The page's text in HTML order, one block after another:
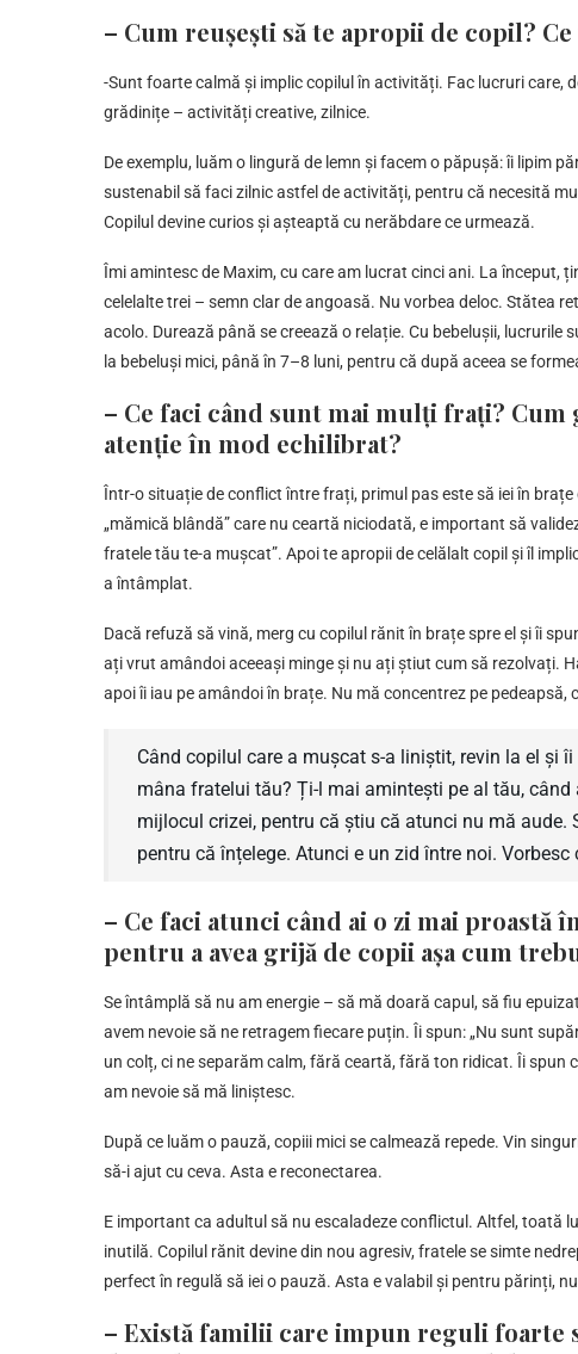
– Cum reușești să te apropii de copil?
-Sunt foarte calmă și implic copilul în activități. Fac lucruri care,
grădinițe – activități creative, zilnice.
De exemplu, luăm o lingură de lemn și facem o păpușă: îi lipim
sustenabil să faci zilnic astfel de activități, pentru că necesită
Copilul devine curios și așteaptă cu nerăbdare ce urmează.
Îmi amintesc de Maxim, cu care am lucrat cinci ani. La început,
celelalte trei – semn clar de angoasă. Nu vorbea deloc. Stătea
acolo. Durează până se creează o relație. Cu bebelușii,
la bebeluși mici, până în 7–8 luni, pentru că după aceea se
– Ce faci când sunt mai mulți frați?
atenție în mod echilibrat?
Într-o situație de conflict între frați, primul pas este să iei în
„mămică blândă” care nu ceartă niciodată, e important să
fratele tău te-a mușcat”. Apoi te apropii de celălalt copil și îl
a întâmplat.
Dacă refuză să vină, merg cu copilul rănit în brațe spre el și îi
ați vrut amândoi aceeași minge și nu ați știut cum să rezolvați.
apoi îi iau pe amândoi în brațe. Nu mă concentrez pe pedeapsă,
Când copilul care a mușcat s-a liniștit, revin la el și
mâna fratelui tău? Ți-l mai amintești pe al tău,
mijlocul crizei, pentru că știu că atunci nu mă aude.
pentru că înțelege. Atunci e un zid între noi.
– Ce faci atunci când ai o zi mai
pentru a avea grijă de copii așa cum
Se întâmplă să nu am energie – să mă doară capul, să fiu
avem nevoie să ne retragem fiecare puțin. Îi spun: „Nu sunt
un colț, ci ne separăm calm, fără ceartă, fără ton ridicat. Îi spun
am nevoie să mă liniștesc.
După ce luăm o pauză, copiii mici se calmează repede. Vin
să-i ajut cu ceva. Asta e reconectarea.
E important ca adultul să nu escaladeze conflictul. Altfel, toată
inutilă. Copilul rănit devine din nou agresiv, fratele se simte
perfect în regulă să iei o pauză. Asta e valabil și pentru părinți,
– Există familii care impun reguli foarte